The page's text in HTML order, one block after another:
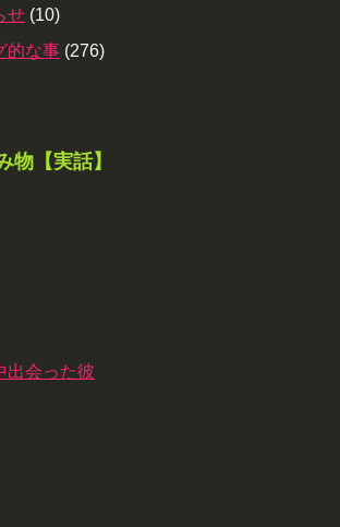
せ (10)
的な事 (276)
物【実話】
出会った彼